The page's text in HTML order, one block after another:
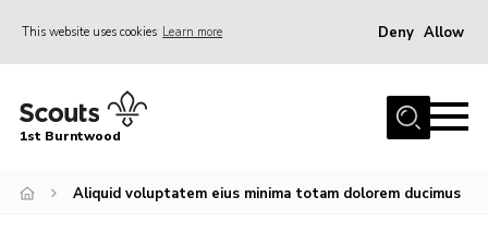
This website uses cookies Learn more Deny Allow
Home
Join Our Group
1st Burntwood
Aliquid voluptatem eius minima totam dolorem ducimus